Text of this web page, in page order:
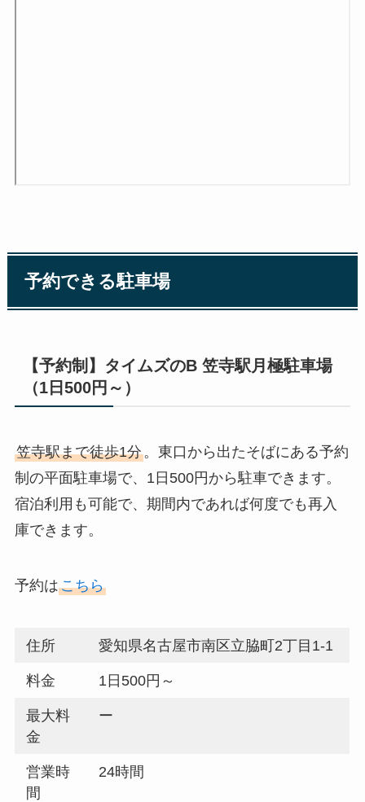
予約できる駐車場
【予約制】タイムズのB 笠寺駅月極駐車場
（1日500円～）
笠寺駅まで徒歩1分。東口から出たそばにある予約
制の平面駐車場で、1日500円から駐車できます。
宿泊利用も可能で、期間内であれば何度でも再入
庫できます。
予約はこちら
住所 愛知県名古屋市南区立脇町2丁目1-1
料金 1日500円～
最大料
金
ー
営業時
間
24時間